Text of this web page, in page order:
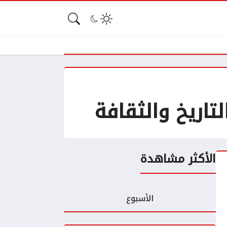
والثقافة
الأكثر مشاهدة
الأسبوع